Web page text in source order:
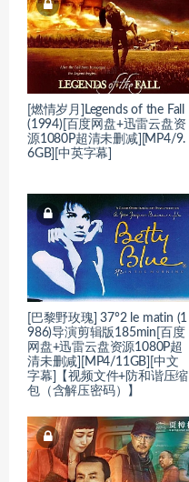
[燃情岁月]Legends of the Fall
(1994)[百度网盘+迅雷云盘资
源1080P超清未删减][MP4/9.
6GB][中英字幕]
[巴黎野玫瑰] 37°2 le matin (1
986)导演剪辑版185min[百度
网盘+迅雷云盘资源1080P超
清未删减][MP4/11GB][中文
字幕]【视频文件+防和谐压缩
包（含解压密码）】